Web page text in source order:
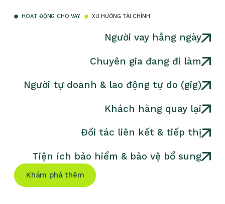
HOẠT ĐỘNG CHO VAY XU HƯỚNG TÀI CHÍNH
Người vay hằng ngày
Chuyên gia đang đi làm
Người tự doanh & lao động tự do (gig)
Khách hàng quay lại
Đối tác liên kết & tiếp thị
Tiện ích bảo hiểm & bảo vệ bổ sung
Khám phá thêm